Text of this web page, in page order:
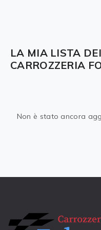
LA MIA LISTA
CARROZZERIA
Non è stato ancora